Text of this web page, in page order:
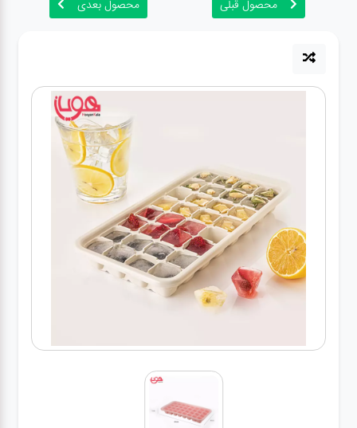
سرویس های
چینی زرین
قاشق و چنگال
لوازم خانه
لوازم پلاسکو
محصول قبلی محصول بعدی